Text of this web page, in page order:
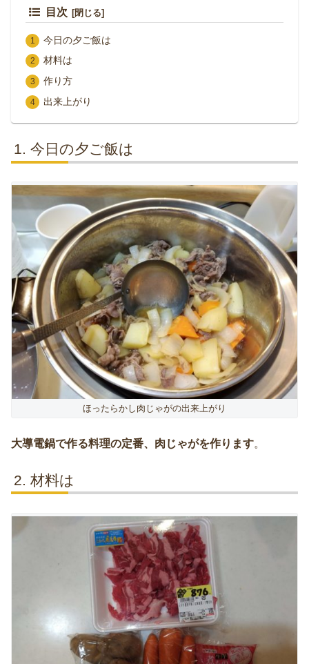
目次
今日の夕ご飯は
材料は
作り方
出来上がり
今日の夕ご飯は
ほったらかし肉じゃがの出来上がり
大導電鍋で作る料理の定番、肉じゃがを作ります。
材料は